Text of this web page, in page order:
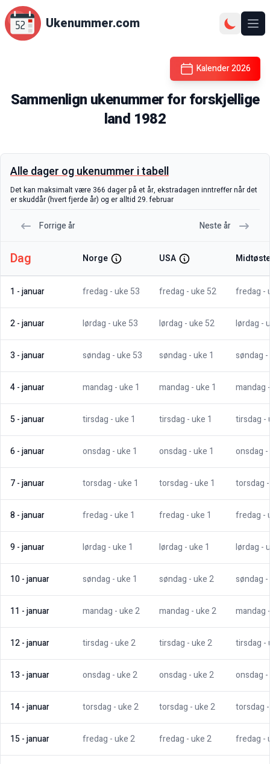
Ukenummer.com
Kalender2026
Sammenlign ukenummer for forskjellige
land 1982
Alle dager og ukenummer i tabell
Det kan maksimalt være 366 dager på et år, ekstradagen inntreffer når det
er skuddår (hvert fjerde år) og er alltid 29. februar
Forrige år Neste år
Dag Norge USA
1 -januar fredag - uke 53 fredag - uke 52 fredag -
2-januar lørdag - uke 53 lørdag - uke 52 lørdag -
3 -januar søndag - uke 53 søndag - uke 1 søndag
4-januar mandag - uke 1 mandag - uke 1 mandag
5-januar tirsdag - uke 1 tirsdag - uke 1 tirsdag -
6-januar onsdag - uke 1 onsdag - uke 1 onsdag
7-januar torsdag - uke 1 torsdag - uke 1 torsdag
8-januar fredag - uke 1 fredag - uke 1 fredag -
9-januar lørdag - uke 1 lørdag - uke 1 lørdag -
10-januar søndag - uke 1 søndag - uke2 søndag
11 -januar mandag - uke2 mandag - uke2 mandag
12-januar tirsdag - uke2 tirsdag - uke2 tirsdag -
13 -januar onsdag - uke2 onsdag - uke2 onsdag
14-januar torsdag - uke2 torsdag - uke2 torsdag
15-januar fredag - uke2 fredag - uke2 fredag -